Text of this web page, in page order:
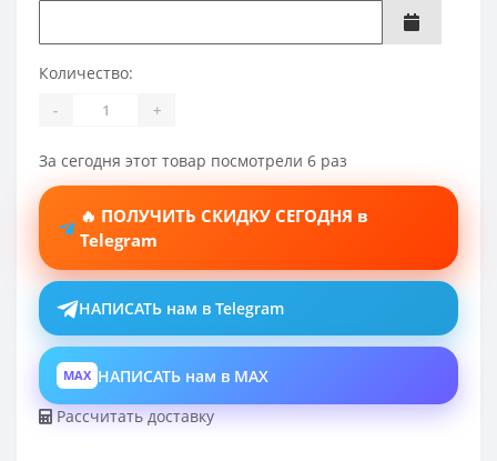
Количество:
- +
За сегодня этот товар посмотрели 6 раз
🔥 ПОЛУЧИТЬ СКИДКУ СЕГОДНЯ в
Telegram
НАПИСАТЬ нам в Telegram
MAX НАПИСАТЬ нам в MAX
Рассчитать доставку